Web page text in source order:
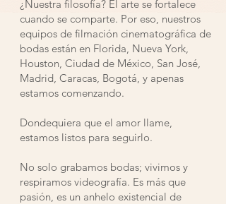
¿Nuestra filosofía? El arte se fortalece
cuando se comparte. Por eso, nuestros
equipos de filmación cinematográfica de
bodas están en Florida, Nueva York,
Houston, Ciudad de México, San José,
Madrid, Caracas, Bogotá, y apenas
estamos comenzando.
Dondequiera que el amor llame,
estamos listos para seguirlo.
No solo grabamos bodas; vivimos y
respiramos videografía. Es más que
pasión, es un anhelo existencial de